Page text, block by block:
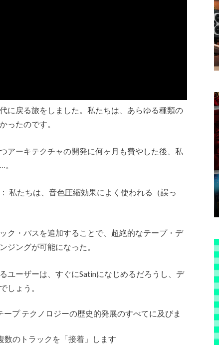
に戻る旅をしました。私たちは、あらゆる種類の
ったのです。
アーキテクチャの開発に何ヶ月も費やした後、私
私たちは、音色圧縮効果によく使われる（誤っ
ク・パスを追加することで、超絶的なテープ・デ
ジングが可能になった。
ユーザーは、すぐにSatinになじめるだろうし、デ
しょう。
プ テクノロジーの歴史的発展のすべてに及びま
数のトラックを「接着」します